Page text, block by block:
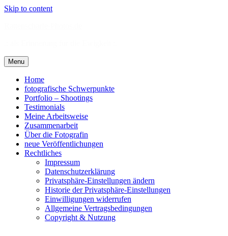
Skip to content
Menu
Home
fotografische Schwerpunkte
Portfolio – Shootings
Testimonials
Meine Arbeitsweise
Zusammenarbeit
Über die Fotografin
neue Veröffentlichungen
Rechtliches
Impressum
Datenschutzerklärung
Privatsphäre-Einstellungen ändern
Historie der Privatsphäre-Einstellungen
Einwilligungen widerrufen
Allgemeine Vertragsbedingungen
Copyright & Nutzung